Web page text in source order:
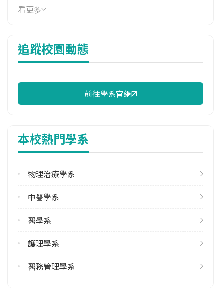
114年學費
32,973 元/學期
11,334 元/學期
114年註冊率
113學年度下學期
雙主修人數
113學年度上學期
1
學系電話
桃園市龜山區文化一路259號
看更多
追蹤校園動態
前往學系官網
本校熱門學系
物理治療學系
中醫學系
醫學系
護理學系
醫務管理學系